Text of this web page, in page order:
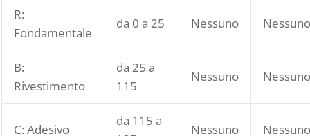
R:
Fondamentale
da 0 a 25 Nessuno Nessuno
B:
Rivestimento
da 25 a
115
Nessuno Nessuno
C: Adesivo
da 115 a
Nessuno Nessuno